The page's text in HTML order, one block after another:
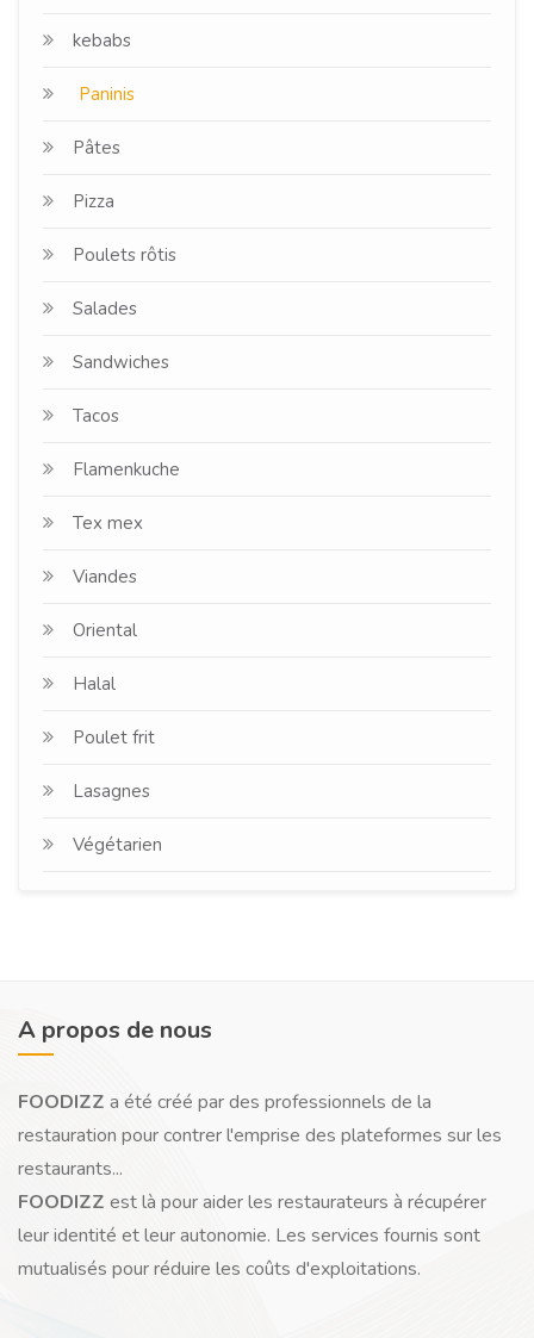
kebabs
Paninis
Pâtes
Pizza
Poulets rôtis
Salades
Sandwiches
Tacos
Flamenkuche
Tex mex
Viandes
Oriental
Halal
Poulet frit
Lasagnes
Végétarien
A propos de nous
FOODIZZ a été créé par des professionnels de la
restauration pour contrer l'emprise des plateformes sur les
restaurants...
FOODIZZ est là pour aider les restaurateurs à récupérer
leur identité et leur autonomie. Les services fournis sont
mutualisés pour réduire les coûts d'exploitations.